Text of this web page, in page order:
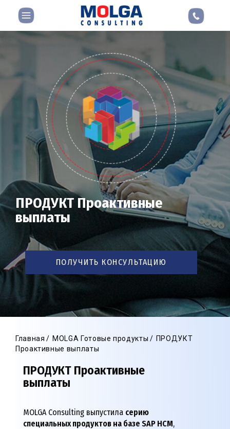
ПРОДУКТ Проактивные
выплаты
ПОЛУЧИТЬ КОНСУЛЬТАЦИЮ
Главная MOLGA Готовые продукты
ПРОДУКТ
Проактивные выплаты
ПРОДУКТ Проактивные
выплаты
MOLGA Consulting выпустила серию
специальных продуктов на базе SAP HCM,